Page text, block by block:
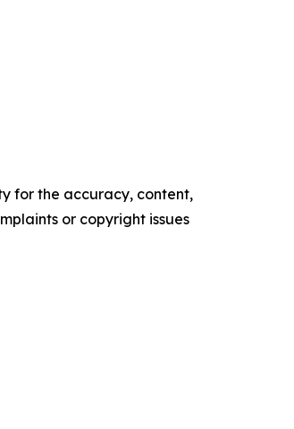
for the accuracy, content,
or copyright issues